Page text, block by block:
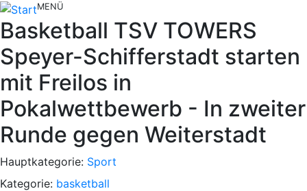
MENÜ
Basketball TSV TOWERS
Speyer-Schifferstadt starten
mit Freilos in
Pokalwettbewerb - In zweiter
Runde gegen Weiterstadt
Hauptkategorie: Sport
Kategorie: basketball